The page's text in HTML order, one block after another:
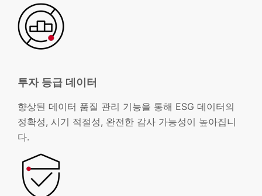
투자 등급 데이터
향상된 데이터 품질 관리 기능을 통해 ESG 데이터의
정확성, 시기 적절성, 완전한 감사 가능성이 높아집니
다.